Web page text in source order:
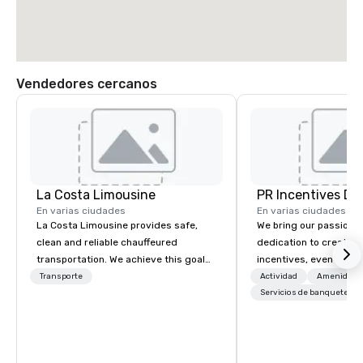
Vendedores cercanos
La Costa Limousine
En varias ciudades
La Costa Limousine provides safe,
clean and reliable chauffeured
transportation. We achieve this goal
with highly trained chauffeurs, the
Transporte
PR Incentives
En varias ciudades
We bring our passion,
dedication to create
incentives, events,
meetings, product
luxury travel
Actividad
Servicios de banquetes